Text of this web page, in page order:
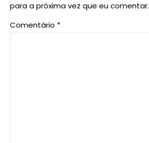
para a próxima vez que eu comentar.
Comentário *